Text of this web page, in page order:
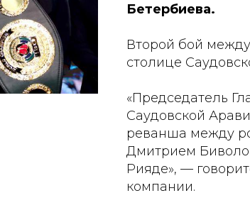
Бетербиева.
Второй бой
столице
«Председатель
Саудовской
реванша между
Дмитрием
Рияде», —
компании.